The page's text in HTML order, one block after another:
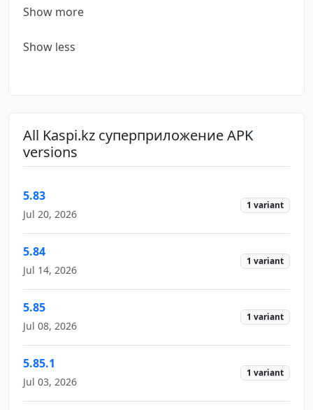
Show more
Show less
All Kaspi.kz суперприложение APK
versions
5.83
Jul 20, 2026
1 variant
5.84
Jul 14, 2026
1 variant
5.85
Jul 08, 2026
1 variant
5.85.1
Jul 03, 2026
1 variant